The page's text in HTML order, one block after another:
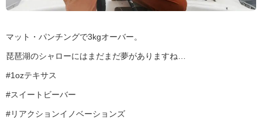
マット・パンチングで3kgオーバー。
琵琶湖のシャローにはまだまだ夢がありますね…
#1ozテキサス
#スイートビーバー
#リアクションイノベーションズ